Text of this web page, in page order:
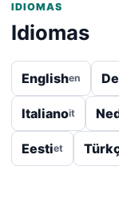
IDIOMAS
Idiomas
Englishen
Italianoit
Eestiet